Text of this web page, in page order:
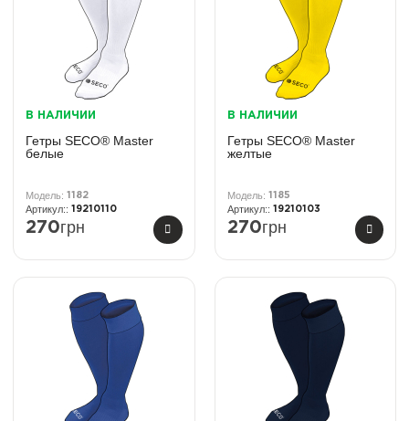
В НАЛИЧИИ
Гетры SECO® Master
белые
1182
19210110
270грн
В НАЛИЧИИ
Гетры SECO® Master
желтые
1185
19210103
270грн